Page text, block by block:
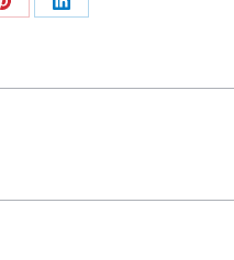
Share
Pinterest
Share
LinkedIn